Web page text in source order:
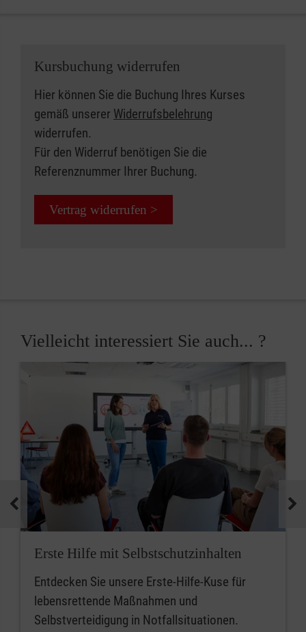
Kursbuchung widerrufen
Hier können Sie die Buchung Ihres Kurses
gemäß unserer Widerrufsbelehrung
widerrufen.
Für den Widerruf benötigen Sie die
Referenznummer Ihrer Buchung.
Vertrag widerrufen >
Vielleicht interessiert Sie auch... ?
Erste Hilfe mit Selbstschutzinhalten
Entdecken Sie unsere Erste-Hilfe-Kuse für
lebensrettende Maßnahmen und
Selbstverteidigung in Notfallsituationen.